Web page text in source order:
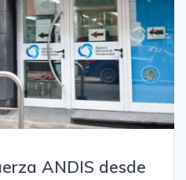
ANDIS desde